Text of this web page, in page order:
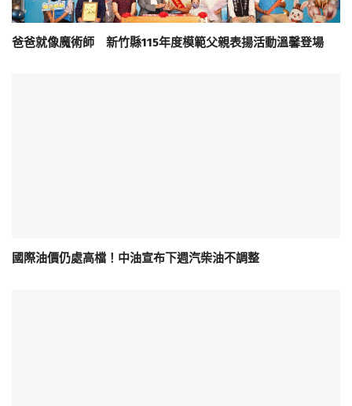
爸爸就像魔術師 新竹縣115年度模範父親表揚活動溫馨登場
國際油價仍處高檔！中油宣布下週汽柴油不調整